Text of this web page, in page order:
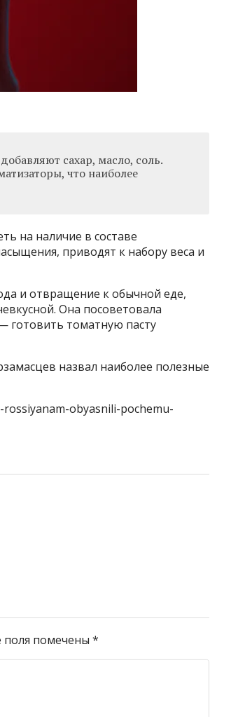
сахар, масло, соль.
что наиболее
на наличие в составе
приводят к набору веса и
и отвращение к обычной еде,
Она посоветовала
готовить томатную пасту
назвал наиболее полезные
obyasnili-pochemu-
поля помечены *